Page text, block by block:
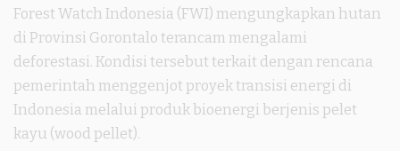
Forest Watch Indonesia (FWI) mengungkapkan hutan
di Provinsi Gorontalo terancam mengalami
deforestasi. Kondisi tersebut terkait dengan rencana
pemerintah menggenjot proyek transisi energi di
Indonesia melalui produk bioenergi berjenis pelet
kayu (wood pellet).